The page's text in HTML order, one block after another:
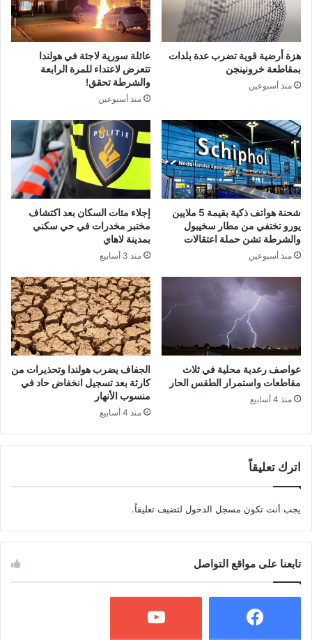
هزة أرضية قوية تضرب عدة بلدات
بمقاطعة خرونينجن
منذ أسبوعين
عائلة سورية لاجئة في هولندا
تتعرض لاعتداء للمرة الرابعة
والشرطة تحقق!
منذ أسبوعين
شحنة هواتف ذكية بقيمة 5 ملايين
يورو تختفي من مطار سخيبول
والشرطة تشن حملة اعتقالات
منذ أسبوعين
إجلاء مئات السكان بعد اكتشاف
مختبر مخدرات في حي سكني
بمدينة لاهاي
منذ 3 أسابيع
عواصف رعدية محلية في ثلاث
مقاطعات واستمرار الطقس الحار
منذ 4 أسابيع
الجفاف يضرب هولندا وتحذيرات من
كارثة بعد تسجيل انخفاض حاد في
منسوب الأنهار
منذ 4 أسابيع
اترك تعليقاً
يجب أنت تكون مسجل الدخول لتضيف تعليقاً.
تابعنا على مواقع التواصل